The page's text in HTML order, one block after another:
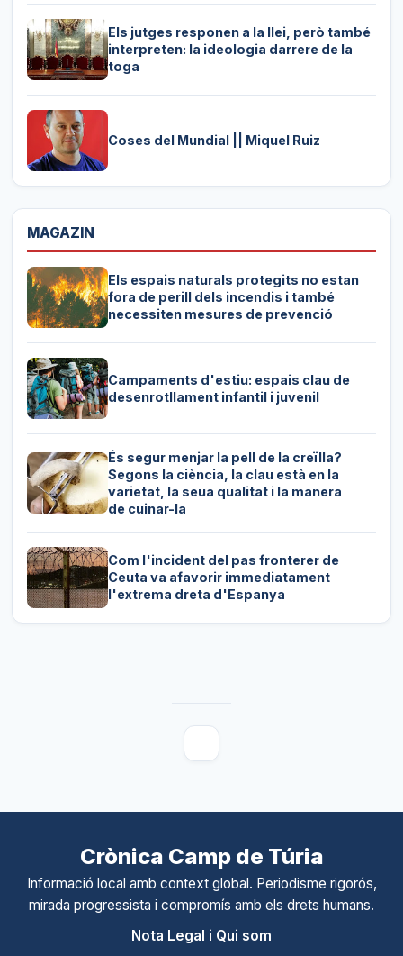
Els jutges responen a la llei, però també
interpreten: la ideologia darrere de la
toga
Coses del Mundial || Miquel Ruiz
MAGAZIN
Els espais naturals protegits no estan
fora de perill dels incendis i també
necessiten mesures de prevenció
Campaments d'estiu: espais clau de
desenrotllament infantil i juvenil
És segur menjar la pell de la creïlla?
Segons la ciència, la clau està en la
varietat, la seua qualitat i la manera
de cuinar-la
Com l'incident del pas fronterer de
Ceuta va afavorir immediatament
l'extrema dreta d'Espanya
Crònica Camp de Túria
Informació local amb context global. Periodisme rigorós,
mirada progressista i compromís amb els drets humans.
Nota Legal i Qui som